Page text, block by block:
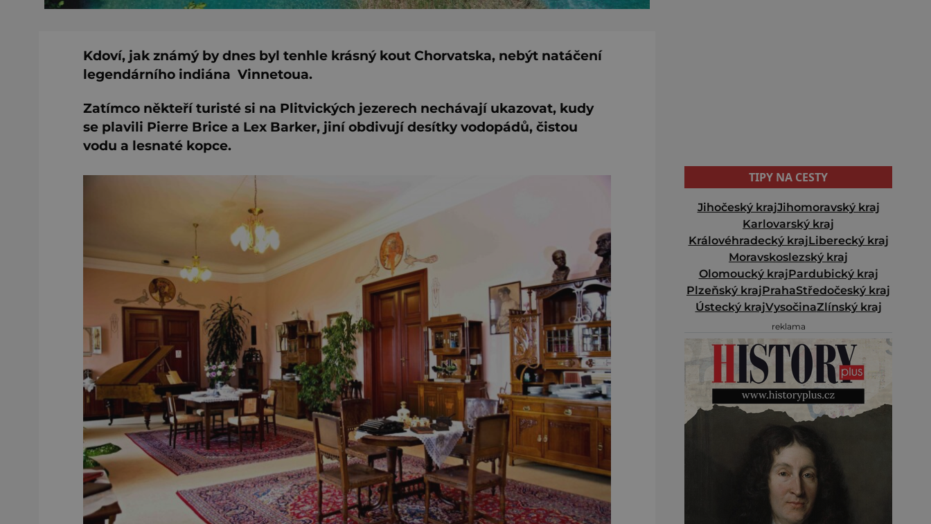
Kdoví, jak známý by dnes byl tenhle krásný kout Chorvatska, nebýt natáčení
legendárního indiána Vinnetoua.
Zatímco někteří turisté si na Plitvických jezerech nechávají ukazovat, kudy
se plavili Pierre Brice a Lex Barker, jiní obdivují desítky vodopádů, čistou
vodu a lesnaté kopce.
TIPY NA CESTY
Jihočeský krajJihomoravský kraj
Karlovarský kraj
Královéhradecký krajLiberecký kraj
Moravskoslezský kraj
Olomoucký krajPardubický kraj
Plzeňský krajPrahaStředočeský kraj
Ústecký krajVysočinaZlínský kraj
reklama